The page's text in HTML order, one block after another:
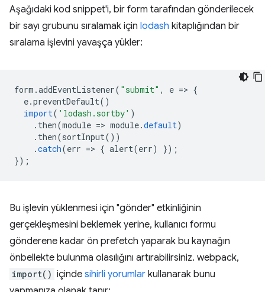
Aşağıdaki kod snippet'i, bir form tarafından gönderilecek
bir sayı grubunu sıralamak için lodash kitaplığından bir
sıralama işlevini yavaşça yükler:
form .addEventListener( "submit" , e => {
e.preventDefault()
import( 'lodash.sortby' )
. then(module => module.default)
. then(sortInput())
.catch(err => { alert(err)
});
});
Bu işlevin yüklenmesi için "gönder" etkinliğinin
gerçekleşmesini beklemek yerine, kullanıcı formu
gönderene kadar ön prefetch yaparak bu kaynağın
önbellekte bulunma olasılığını artırabilirsiniz. webpack,
import() içinde sihirli yorumlar kullanarak bunu